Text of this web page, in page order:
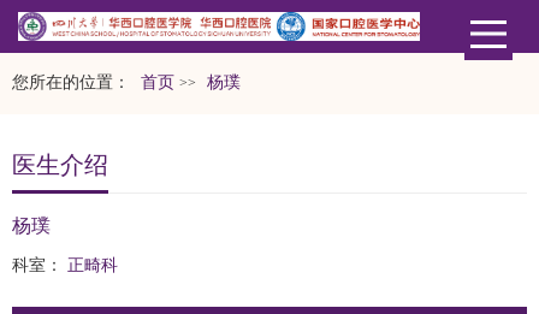
您所在的位置： 首页 >> 杨璞
医生介绍
杨璞
科室： 正畸科